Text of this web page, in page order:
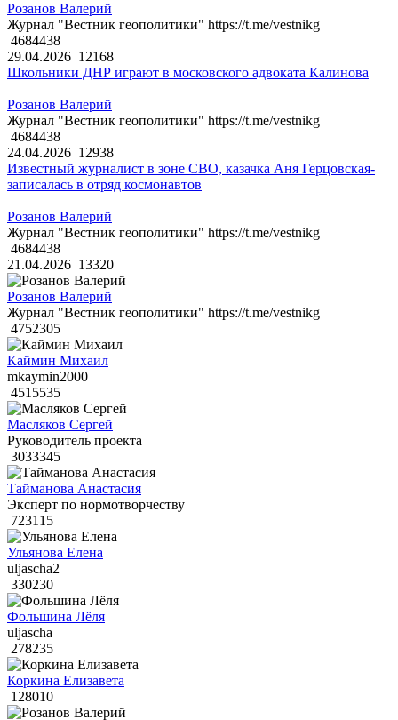
Розанов Валерий
Журнал "Вестник геополитики" https://t.me/vestnikg
4684438
29.04.2026 12168
Школьники ДНР играют в московского адвоката Калинова
Розанов Валерий
Журнал "Вестник геополитики" https://t.me/vestnikg
4684438
24.04.2026 12938
Известный журналист в зоне СВО, казачка Аня Герцовская-
записалась в отряд космонавтов
Розанов Валерий
Журнал "Вестник геополитики" https://t.me/vestnikg
4684438
21.04.2026 13320
Розанов Валерий
Журнал "Вестник геополитики" https://t.me/vestnikg
4752305
Каймин Михаил
mkaymin2000
4515535
Масляков Сергей
Руководитель проекта
3033345
Тайманова Анастасия
Эксперт по нормотворчеству
723115
Ульянова Елена
uljascha2
330230
Фольшина Лёля
uljascha
278235
Коркина Елизавета
128010